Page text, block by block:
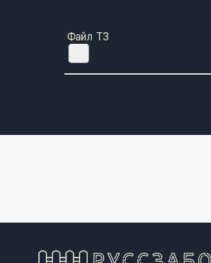
Файл ТЗ